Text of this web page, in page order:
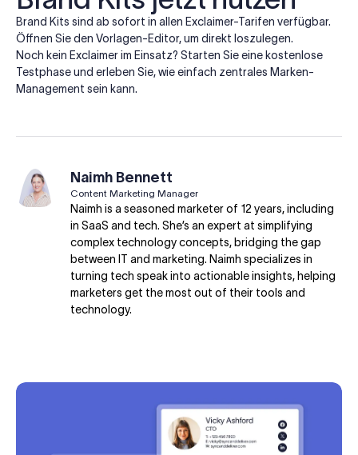
Brand Kits sind ab sofort in allen Exclaimer-Tarifen verfügbar.
Öffnen Sie den Vorlagen-Editor, um direkt loszulegen.
Noch kein Exclaimer im Einsatz? Starten Sie eine kostenlose
Testphase und erleben Sie, wie einfach zentrales Marken-
Management sein kann.
Naimh Bennett
Content Marketing Manager
Naimh is a seasoned marketer of 12 years, including
in SaaS and tech. She’s an expert at simplifying
complex technology concepts, bridging the gap
between IT and marketing. Naimh specializes in
turning tech speak into actionable insights, helping
marketers get the most out of their tools and
technology.